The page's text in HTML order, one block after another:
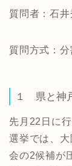
質問者：石井
質問方式：分
１ 県と神
先月22日に
選挙では、
会の2候補が